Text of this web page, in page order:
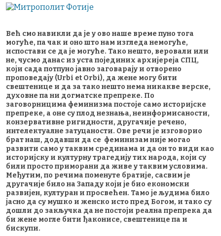
Већ смо навикли да је у ово наше време пуно тога
могуће, па чак и оно што нам изгледа немогуће,
испостави се да је могуће. Тако нешто, веровали или
не, чусмо данас из уста појединих архијереја СПЦ,
који сада потпуно јавно заговарају и отворено
проповедају (Urbi et Orbi), да жене могу бити
свештенице и да за тако нешто нема никакве верске,
духовне па ни догматске препреке. По
заговорницима феминизма постоје само историјске
препреке, а оне су плод незнања, неинформисаности,
конзервативне ригидности, другачије речено,
интелектуалне затуцаности. Ове речи је изговорио
брат наш, додавши да се феминизам није могао
развити само у таквим срединама и да он то види као
историјску и културну трагедију тих народа, који су
били просто приморани да живе у таквим условима.
Међутим, по речима поменуте братије, сасвим је
другачије било на Западу који је био економски
развијен, културан и просвећен. Тамо је људима било
јасно да су мушко и женско исто пред Богом, и тако су
дошли до закључка да не постоји реална препрека да
би жене могле бити ђаконисе, свештенице па и
бискупи.